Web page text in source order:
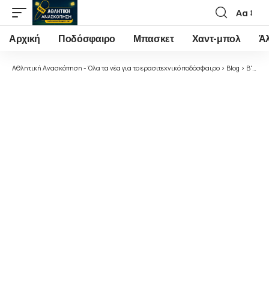
Font
Resizer
Αα
Αρχική Ποδόσφαιρο Μπασκετ Χαντ-μπολ
Αθλητική Ανασκόπηση - Όλα τα νέα για το ερασιτεχνικό ποδόσφαιρο > Blog > Β' Εθνική